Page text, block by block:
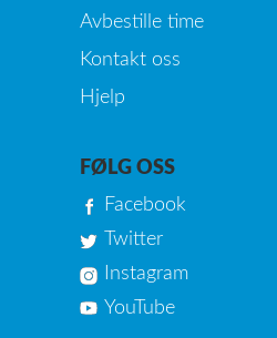
Avbestille time
Kontakt oss
Hjelp
FØLG OSS
Facebook
Twitter
Instagram
YouTube